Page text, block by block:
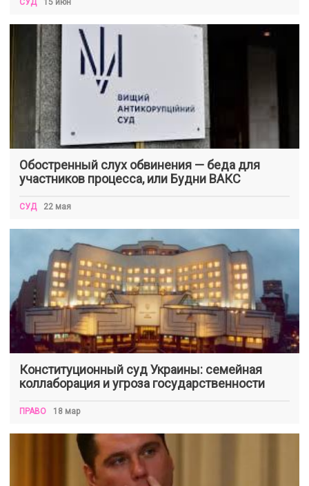
СУД 15 июн
Обостренный слух обвинения — беда для
участников процесса, или Будни ВАКС
СУД 22 мая
Конституционный суд Украины: семейная
коллаборация и угроза государственности
ПРАВО 18 мар